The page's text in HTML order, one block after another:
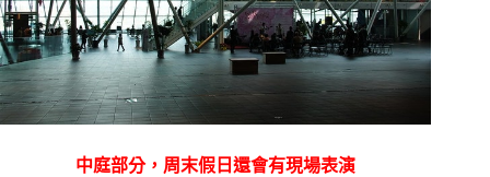
中庭部分，周末假日還會有現場表演